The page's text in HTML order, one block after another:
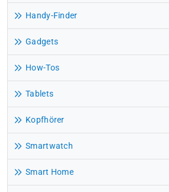
Handy-Finder
Gadgets
How-Tos
Tablets
Kopfhörer
Smartwatch
Smart Home